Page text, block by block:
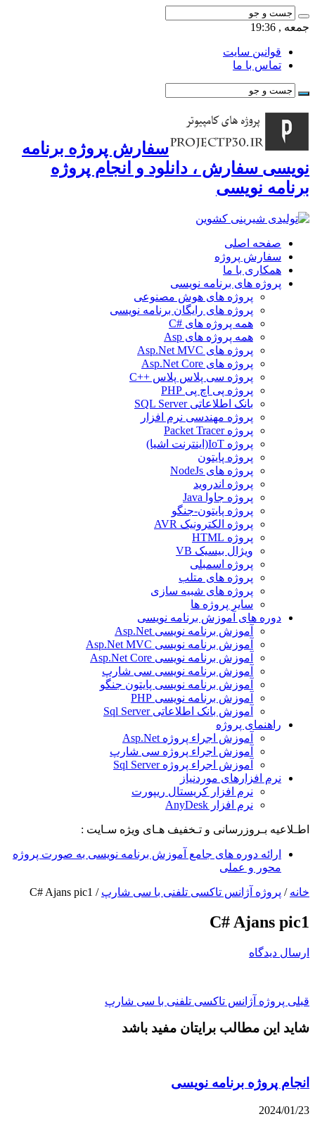
جمعه , 19:36
قوانین سایت
تماس با ما
سفارش پروژه برنامه
نویسی سفارش ، دانلود و انجام پروژه
برنامه نویسی
صفحه اصلی
سفارش پروژه
همکاری با ما
پروژه های برنامه نویسی
پروژه های هوش مصنوعی
پروژه های رایگان برنامه نویسی
همه پروژه های #C
همه پروژه های Asp
پروژه های Asp.Net MVC
پروژه های Asp.Net Core
پروژه سی پلاس پلاس ++C
پروژه پی اچ پی PHP
بانک اطلاعاتی SQL Server
پروژه مهندسی نرم افزار
پروژه Packet Tracer
پروژه IoT(اینترنت اشیا)
پروژه پایتون
پروژه های NodeJs
پروژه اندروید
پروژه جاوا Java
پروژه پایتون-جنگو
پروژه الکترونیک AVR
پروژه HTML
ویژال بیسیک VB
پروژه اسمبلی
پروژه های متلب
پروژه های شبیه سازی
سایر پروژه ها
دوره های آموزش برنامه نویسی
آموزش برنامه نویسی Asp.Net
آموزش برنامه نویسی Asp.Net MVC
آموزش برنامه نویسی Asp.Net Core
آموزش برنامه نویسی سی شارپ
آموزش برنامه نویسی پایتون جنگو
آموزش برنامه نویسی PHP
آموزش بانک اطلاعاتی Sql Server
راهنمای پروژه
آموزش اجراء پروژه Asp.Net
آموزش اجراء پروژه سی شارپ
آموزش اجراء پروژه Sql Server
نرم افزارهای موردنیاز
نرم افزار کریستال ریپورت
نرم افزار AnyDesk
اطـلاعیه بـروزرسانی و تـخفیف هـای ویژه سـایت :
ارائه دوره های جامع آموزش برنامه نویسی به صورت پروژه
محور و عملی
خانه / پروژه آژانس تاکسی تلفنی با سی شارپ /
C# Ajans pic1
C# Ajans pic1
ارسال دیدگاه
قبلی پروژه آژانس تاکسی تلفنی با سی شارپ
شاید این مطالب برایتان مفید باشد
انجام پروژه برنامه نویسی
2024/01/23